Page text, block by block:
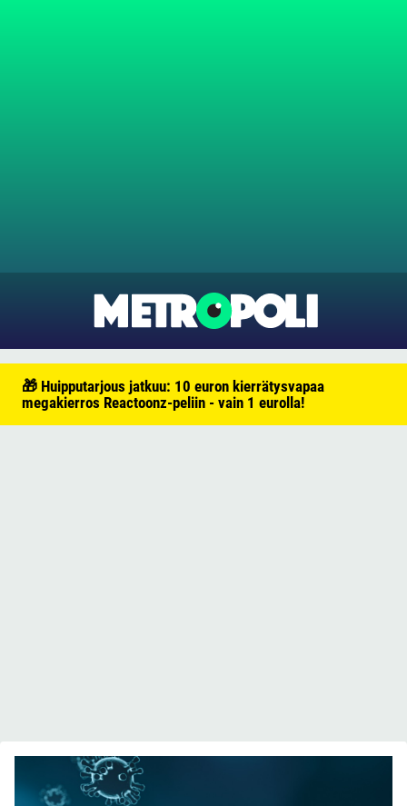
🎁 Huipputarjous jatkuu: 10 euron kierrätysvapaa
megakierros Reactoonz-peliin - vain 1 eurolla!